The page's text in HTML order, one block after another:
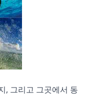
, 그리고 그곳에서 동